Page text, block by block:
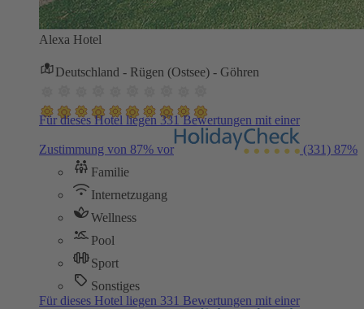
Alexa Hotel
Deutschland - Rügen (Ostsee) - Göhren
Für dieses Hotel liegen 331 Bewertungen mit einer
Zustimmung von 87% vor (331) 87%
Familie
Internetzugang
Wellness
Pool
Sport
Sonstiges
Für dieses Hotel liegen 331 Bewertungen mit einer